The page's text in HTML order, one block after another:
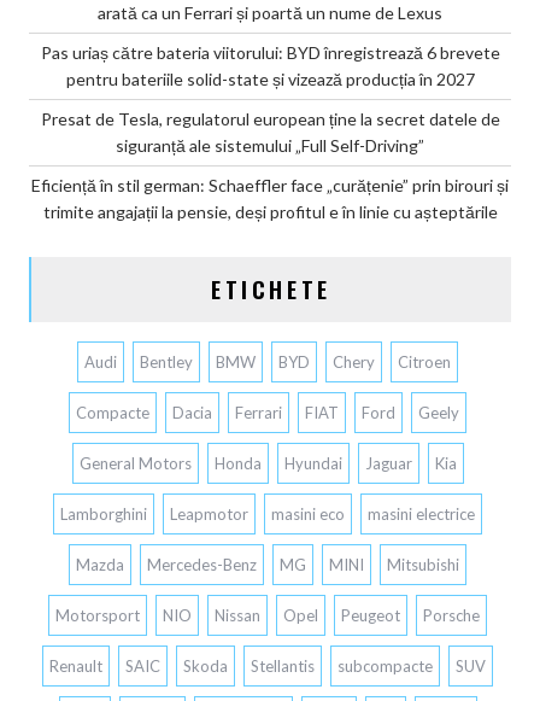
arată ca un Ferrari și poartă un nume de Lexus
Pas uriaș către bateria viitorului: BYD înregistrează 6 brevete
pentru bateriile solid-state și vizează producția în 2027
Presat de Tesla, regulatorul european ține la secret datele de
siguranță ale sistemului „Full Self-Driving”
Eficiență în stil german: Schaeffler face „curățenie” prin birouri și
trimite angajații la pensie, deși profitul e în linie cu așteptările
ETICHETE
Audi Bentley BMW BYD Chery Citroen
Compacte Dacia Ferrari FIAT Ford Geely
General Motors Honda Hyundai Jaguar Kia
Lamborghini Leapmotor masini eco masini electrice
Mazda Mercedes-Benz MG MINI Mitsubishi
Motorsport NIO Nissan Opel Peugeot Porsche
Renault SAIC Skoda Stellantis subcompacte SUV